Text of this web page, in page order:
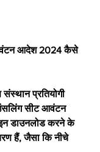
आदेश 2024 कैसे
संस्थान प्रतियोगी
सीट आवंटन
डाउनलोड करने के
हैं, जैसा कि नीचे